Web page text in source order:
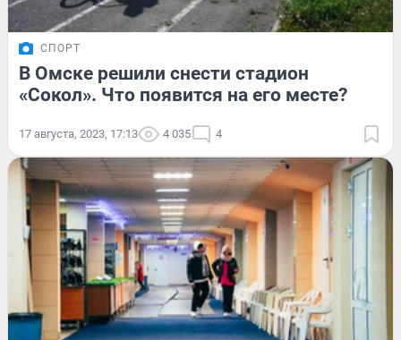
СПОРТ
В Омске решили снести стадион
«Сокол». Что появится на его месте?
17 августа, 2023, 17:13 4 035 4